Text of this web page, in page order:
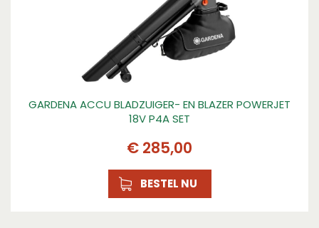
GARDENA ACCU BLADZUIGER- EN BLAZER POWERJET
18V P4A SET
€ 285,00
BESTEL NU